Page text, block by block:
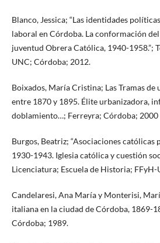
Blanco, Jessica; “Las identidades
laboral en Córdoba. La conformación
juventud Obrera Católica, 1940-1958.”;
UNC; Córdoba; 2012.
Boixados, María Cristina; Las Tramas de
entre 1870 y 1895. Élite urbanizadora,
doblamiento…; Ferreyra; Córdoba; 2000
Burgos, Beatriz; “Asociaciones
1930-1943. Iglesia católica y cuestión
Licenciatura; Escuela de Historia;
Candelaresi, Ana María y Monterisi,
italiana en la ciudad de Córdoba, 1869-
Córdoba; 1989.